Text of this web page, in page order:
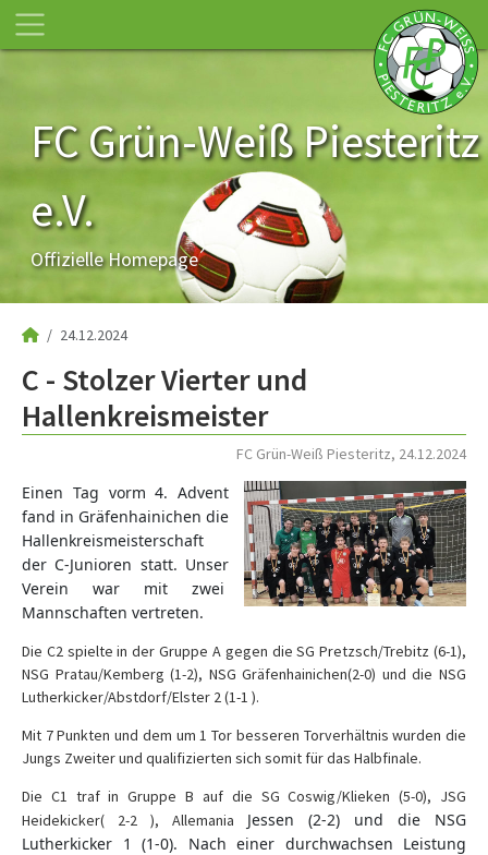
FC Grün-Weiß Piesteritz
e.V.
Offizielle Homepage
24.12.2024
C - Stolzer Vierter und
Hallenkreismeister
FC Grün-Weiß Piesteritz, 24.12.2024
Einen Tag vorm 4. Advent
fand in Gräfenhainichen die
Hallenkreismeisterschaft
der C-Junioren statt. Unser
Verein war mit zwei
Mannschaften vertreten.
Die C2 spielte in der Gruppe A gegen die SG Pretzsch/Trebitz (6-1),
NSG Pratau/Kemberg (1-2), NSG Gräfenhainichen(2-0) und die NSG
Lutherkicker/Abstdorf/Elster 2 (1-1 ).
Mit 7 Punkten und dem um 1 Tor besseren Torverhältnis wurden die
Jungs Zweiter und qualifizierten sich somit für das Halbfinale.
Die C1 traf in Gruppe B auf die SG Coswig/Klieken (5-0), JSG
Heidekicker( 2-2 ), Allemania Jessen (2-2) und die NSG
Lutherkicker 1 (1-0). Nach einer durchwachsen Leistung